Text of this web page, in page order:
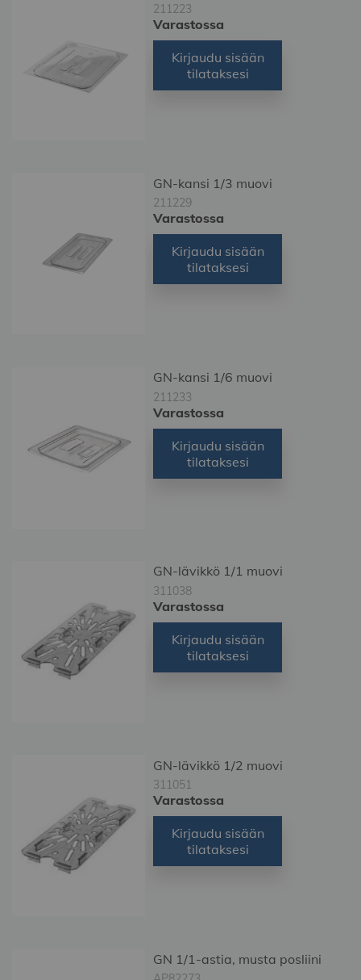
211223
Varastossa
Kirjaudu sisään
tilataksesi
GN-kansi 1/3 muovi
211229
Varastossa
Kirjaudu sisään
tilataksesi
GN-kansi 1/6 muovi
211233
Varastossa
Kirjaudu sisään
tilataksesi
GN-lävikkö 1/1 muovi
311038
Varastossa
Kirjaudu sisään
tilataksesi
GN-lävikkö 1/2 muovi
311051
Varastossa
Kirjaudu sisään
tilataksesi
GN 1/1-astia, musta posliini